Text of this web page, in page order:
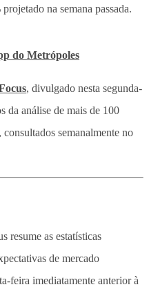
na semana passada.
do Metrópoles
, divulgado nesta segunda-
da análise de mais de 100
semanalmente no
resume as estatísticas
de mercado
feira imediatamente anterior à